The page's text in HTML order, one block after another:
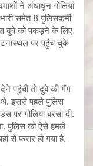
ने अंधाधुन गोलियां
समेत 8 पुलिसकर्मी
दुबे को पकड़ने के लिए
पर पहुंच चुके
पहुंची तो दुबे की गैंग
थे. इससे पहले पुलिस
पर गोलियां बरसा दीं.
पुलिस को ऐसे हमले
से फरार हो गया है.